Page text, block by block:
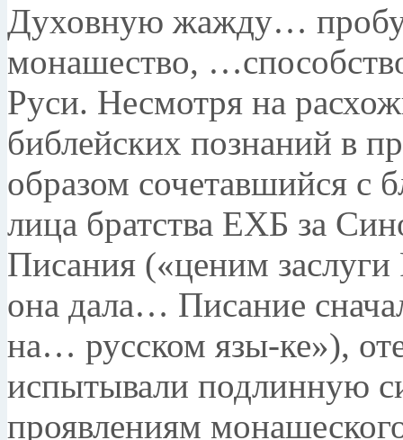
Духовную жажду…
монашество,
Руси. Несмотря на
библейских познаний в
образом со­четавшийся с
лица братства ЕХБ за
Писания («ценим заслуги
она дала… Писание
на… русском язы-ке»),
испытывали подлинную
проявлениям